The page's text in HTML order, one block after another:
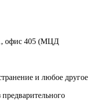
офис 405 (МЦД
и любое другое